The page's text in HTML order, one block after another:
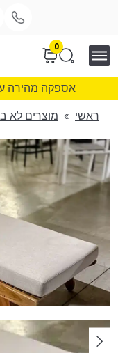
0
אספקה מהירה עד 7 ימי עסקים. ואולי
ראשי » מוצרים לא